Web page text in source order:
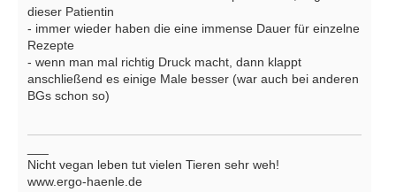
dieser Patientin
- immer wieder haben die eine immense Dauer für einzelne
Rezepte
- wenn man mal richtig Druck macht, dann klappt
anschließend es einige Male besser (war auch bei anderen
BGs schon so)
Nicht vegan leben tut vielen Tieren sehr weh!
www.ergo-haenle.de